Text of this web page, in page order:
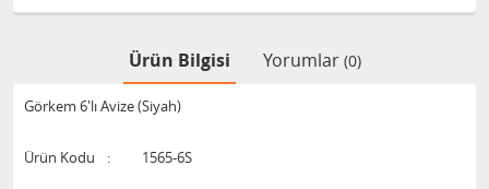
Ürün Bilgisi Yorumlar (0)
Görkem 6'lı Avize (Siyah)
Ürün Kodu : 1565-6S